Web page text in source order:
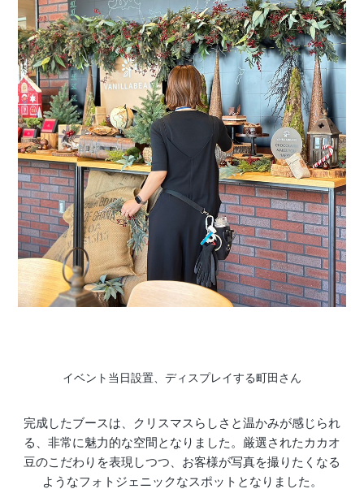
イベント当日設置、ディスプレイする町田さん
完成したブースは、クリスマスらしさと温かみが感じられ
る、非常に魅力的な空間となりました。厳選されたカカオ
豆のこだわりを表現しつつ、お客様が写真を撮りたくなる
ようなフォトジェニックなスポットとなりました。